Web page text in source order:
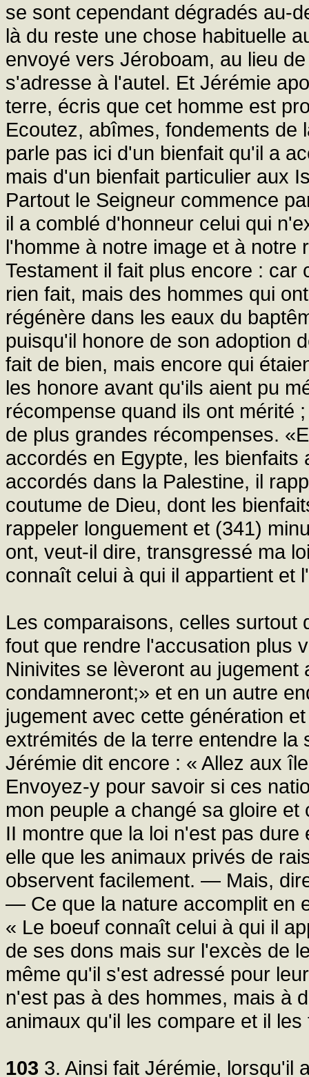
se sont cependant dégradés au-
là du reste une chose habituelle
envoyé vers Jéroboam, au lieu
s'adresse à l'autel. Et Jérémie
terre, écris que cet homme est
Ecoutez, abîmes, fondements de
parle pas ici d'un bienfait qu'il a
mais d'un bienfait particulier aux
Partout le Seigneur commence
il a comblé d'honneur celui qui
l'homme à notre image et à
Testament il fait plus encore :
rien fait, mais des hommes qui
régénère dans les eaux du
puisqu'il honore de son adoption
fait de bien, mais encore qui
les honore avant qu'ils aient pu
récompense quand ils ont mérité
de plus grandes récompenses.
accordés en Egypte, les
accordés dans la Palestine, il
coutume de Dieu, dont les
rappeler longuement et (341)
ont, veut-il dire, transgressé ma
connaît celui à qui il appartient et
Les comparaisons, celles surtout
fout que rendre l'accusation plus
Ninivites se lèveront au
condamneront;» et en un autre
jugement avec cette génération
extrémités de la terre entendre la
Jérémie dit encore : « Allez aux
Envoyez-y pour savoir si ces
mon peuple a changé sa gloire
II montre que la loi n'est pas
elle que les animaux privés de
observent facilement. — Mais,
— Ce que la nature accomplit en
« Le boeuf connaît celui à qui il
de ses dons mais sur l'excès de
même qu'il s'est adressé pour
n'est pas à des hommes, mais à
animaux qu'il les compare et il
103 3. Ainsi fait Jérémie, lorsqu'il